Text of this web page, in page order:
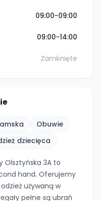
09:00-09:00
09:00-14:00
Zamknięte
Obuwie
dziecięca
Olsztyńska 3A to
hand. Oferujemy
używaną w
pełne są ubrań